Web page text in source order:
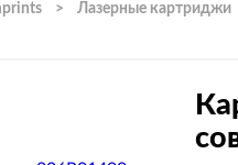
> Лазерные картриджи